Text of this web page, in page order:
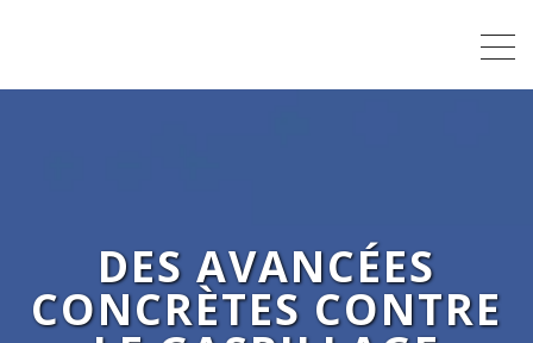
DES AVANCÉES
CONCRÈTES CONTRE